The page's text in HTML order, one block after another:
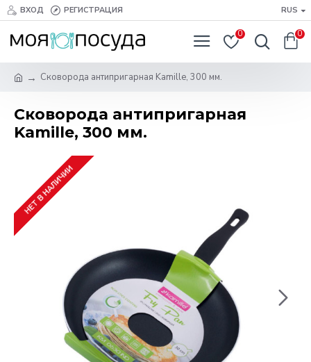
ВХОД РЕГИСТРАЦИЯ RUS
0 0
Сковорода антипригарная Kamille, 300 мм.
Сковорода антипригарная
Kamille, 300 мм.
НЕТ В НАЛИЧИИ